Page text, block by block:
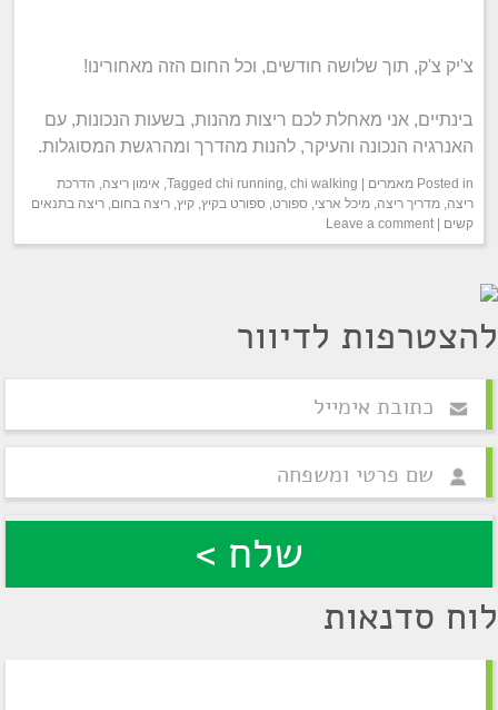
צ'יק צ'ק, תוך שלושה חודשים, וכל החום הזה מאחורינו!
בינתיים, אני מאחלת לכם ריצות מהנות, בשעות הנכונות, עם
האנרגיה הנכונה והעיקר, להנות מהדרך ומהרגשת המסוגלות.
Posted in מאמרים Tagged chi running, chi walking
, אימון ריצה, הדרכת
ריצה,מדריך ריצה,מיכל ארצי, ספורט, ספורט בקיץ,קיץ,ריצה בחום,ריצה בתנאים
קשים
Leave a comment
להצטרפות לדיוור
לוח סדנאות